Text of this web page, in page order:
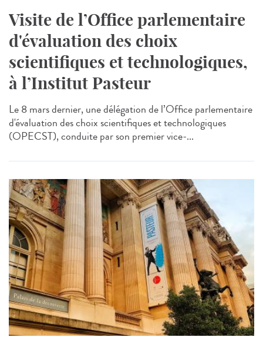
Visite de l’Office parlementaire
d'évaluation des choix
scientifiques et technologiques,
à l’Institut Pasteur
Le 8 mars dernier, une délégation de l’Office parlementaire
d'évaluation des choix scientifiques et technologiques
(OPECST), conduite par son premier vice-...